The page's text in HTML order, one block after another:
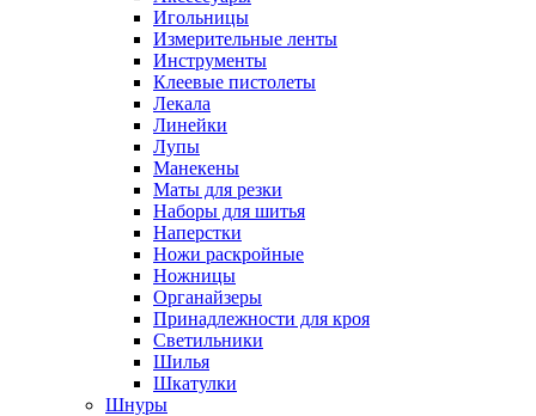
Игольницы
Измерительные ленты
Инструменты
Клеевые пистолеты
Лекала
Линейки
Лупы
Манекены
Маты для резки
Наборы для шитья
Наперстки
Ножи раскройные
Ножницы
Органайзеры
Принадлежности для кроя
Светильники
Шилья
Шкатулки
Шнуры